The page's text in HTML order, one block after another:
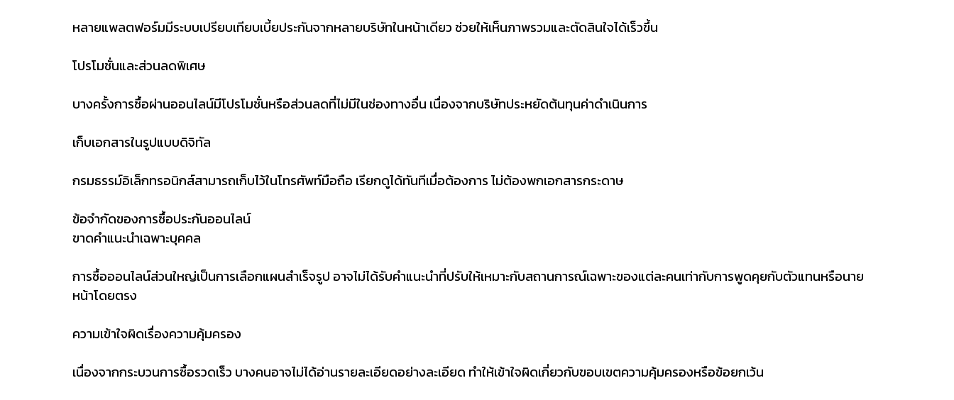
หลายแพลตฟอร์มมีระบบเปรียบเทียบเบี้ยประกันจากหลายบริษัทในหน้าเดียว ช่วยให้เห็นภาพรวมและตัดสินใจได้เร็วขึ้น
โปรโมชั่นและส่วนลดพิเศษ
บางครั้งการซื้อผ่านออนไลน์มีโปรโมชั่นหรือส่วนลดที่ไม่มีในช่องทางอื่น เนื่องจากบริษัทประหยัดต้นทุนค่าดำเนินการ
เก็บเอกสารในรูปแบบดิจิทัล
กรมธรรม์อิเล็กทรอนิกส์สามารถเก็บไว้ในโทรศัพท์มือถือ เรียกดูได้ทันทีเมื่อต้องการ ไม่ต้องพกเอกสารกระดาษ
ข้อจำกัดของการซื้อประกันออนไลน์
ขาดคำแนะนำเฉพาะบุคคล
การซื้อออนไลน์ส่วนใหญ่เป็นการเลือกแผนสำเร็จรูป อาจไม่ได้รับคำแนะนำที่ปรับให้เหมาะกับสถานการณ์เฉพาะของแต่ละคนเท่ากับการพูดคุยกับตัวแทนหรือนาย
หน้าโดยตรง
ความเข้าใจผิดเรื่องความคุ้มครอง
เนื่องจากกระบวนการซื้อรวดเร็ว บางคนอาจไม่ได้อ่านรายละเอียดอย่างละเอียด ทำให้เข้าใจผิดเกี่ยวกับขอบเขตความคุ้มครองหรือข้อยกเว้น